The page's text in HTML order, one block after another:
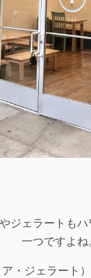
ジェラートも
一つですよね
ア・ジェラート